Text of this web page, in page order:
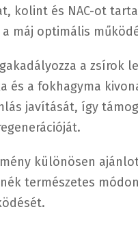
kolint és NAC-ot
máj optimális
a zsírok
és a fokhagyma
javítását, így
különösen
természetes